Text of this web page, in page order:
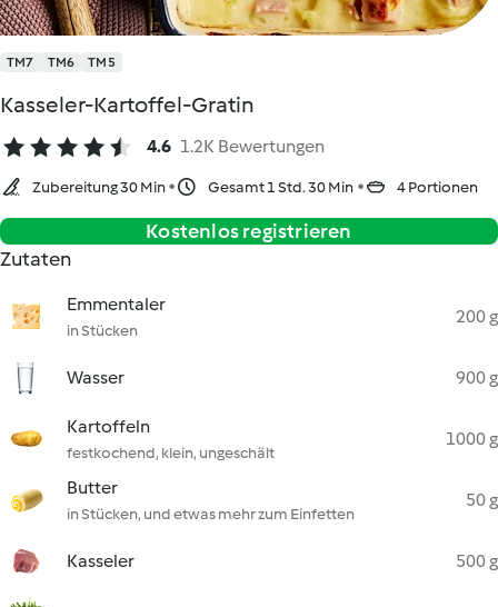
TM7 TM6 TM5
Kasseler-Kartoffel-Gratin
4.6 1.2K Bewertungen
Zubereitung 30 Min Gesamt 1 Std. 30 Min 4 Portionen
Kostenlos registrieren
Zutaten
Emmentaler
in Stücken
200 g
Wasser 900 g
Kartoffeln
festkochend, klein, ungeschält
1000 g
Butter
in Stücken, und etwas mehr zum Einfetten
50 g
Kasseler 500 g